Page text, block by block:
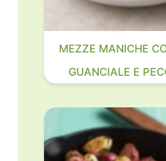
MEZZE MANICHE
GUANCIALE E